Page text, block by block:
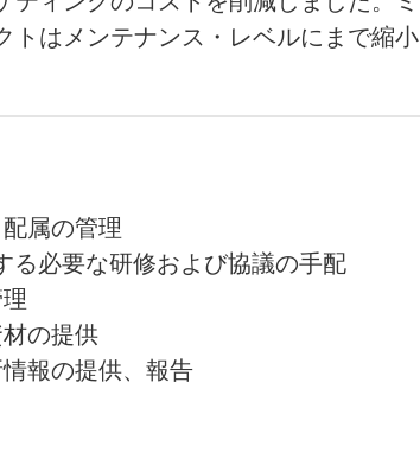
トはメンテナンス・レベルにまで縮小
属の管理
る必要な研修および協議の手配
の提供
報の提供、報告